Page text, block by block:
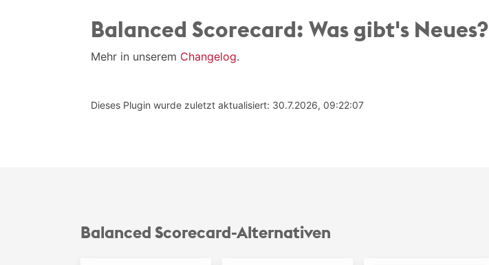
Balanced Scorecard: Was gibt's Neues?
Mehr in unserem Changelog.
Dieses Plugin wurde zuletzt aktualisiert: 30.7.2026, 09:22:07
Balanced Scorecard-Alternativen